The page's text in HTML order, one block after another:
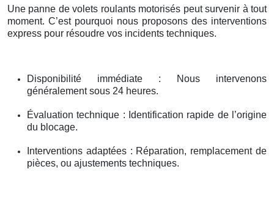
Une panne de volets roulants motorisés peut survenir à tout
moment. C’est pourquoi nous proposons des interventions
express pour résoudre vos incidents techniques.
Disponibilité immédiate : Nous intervenons
généralement sous 24 heures.
Évaluation technique : Identification rapide de l’origine
du blocage.
Interventions adaptées : Réparation, remplacement de
pièces, ou ajustements techniques.